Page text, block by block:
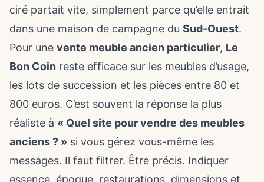
ciré partait vite, simplement parce qu’elle entrait
dans une maison de campagne du Sud-Ouest.
Pour une vente meuble ancien particulier, Le
Bon Coin reste efficace sur les meubles d’usage,
les lots de succession et les pièces entre 80 et
800 euros. C’est souvent la réponse la plus
réaliste à « Quel site pour vendre des meubles
anciens ? » si vous gérez vous-même les
messages. Il faut filtrer. Être précis. Indiquer
essence, époque, restaurations, dimensions et